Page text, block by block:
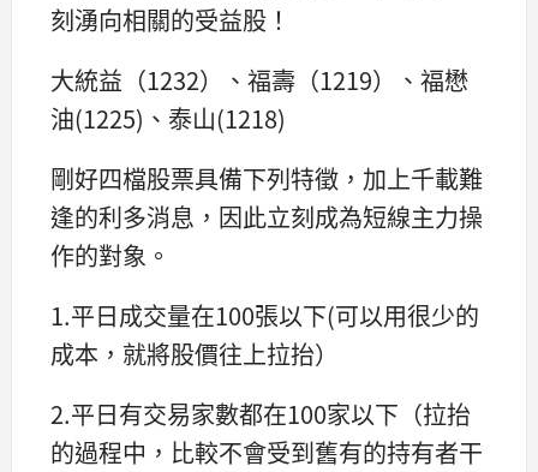
刻湧向相關的受益股！
大統益（1232）、福壽（1219）、福懋
油(1225)、泰山(1218)
剛好四檔股票具備下列特徵，加上千載難
逢的利多消息，因此立刻成為短線主力操
作的對象。
1.平日成交量在100張以下(可以用很少的
成本，就將股價往上拉抬）
2.平日有交易家數都在100家以下（拉抬
的過程中，比較不會受到舊有的持有者干